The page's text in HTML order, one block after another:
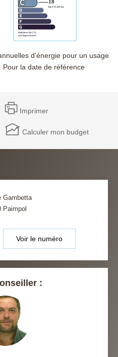
d'énergie pour un usage
la date de référence
Imprimer
Calculer mon budget
Gambetta
Paimpol
Voir le numéro
: